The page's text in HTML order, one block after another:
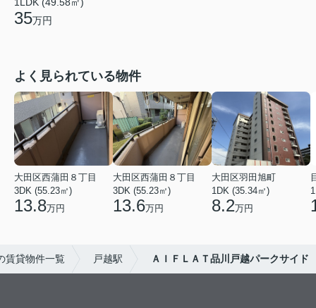
35万円
よく見られている物件
大田区西蒲田８丁目
3DK (55.23㎡)
13.8万円
大田区西蒲田８丁目
3DK (55.23㎡)
13.6万円
大田区羽田旭町
1DK (35.34㎡)
8.2万円
賃貸物件一覧 戸越駅 ＡＩＦＬＡＴ品川戸越パークサイド